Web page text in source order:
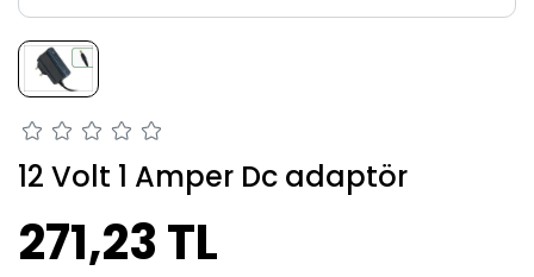
12 Volt 1 Amper Dc adaptör
271,23 TL